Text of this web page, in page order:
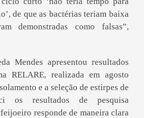
de que as bactérias teriam baixa
demonstradas como falsas”,
Mendes apresentou resultados
RELARE, realizada em agosto
e a seleção de estirpes de
os resultados de pesquisa
responde de maneira clara